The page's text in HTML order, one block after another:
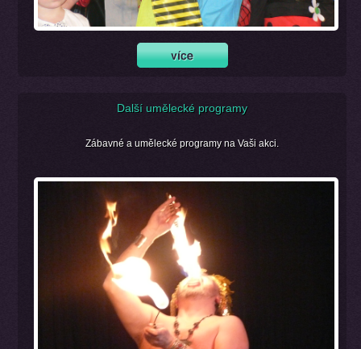
Další umělecké programy
Zábavné a umělecké programy na Vaši akci.